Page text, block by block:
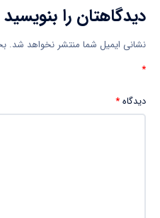
دیدگاهتان را بنویسید
نشانی ایمیل شما منتشر نخواهد شد.
*
دیدگاه*